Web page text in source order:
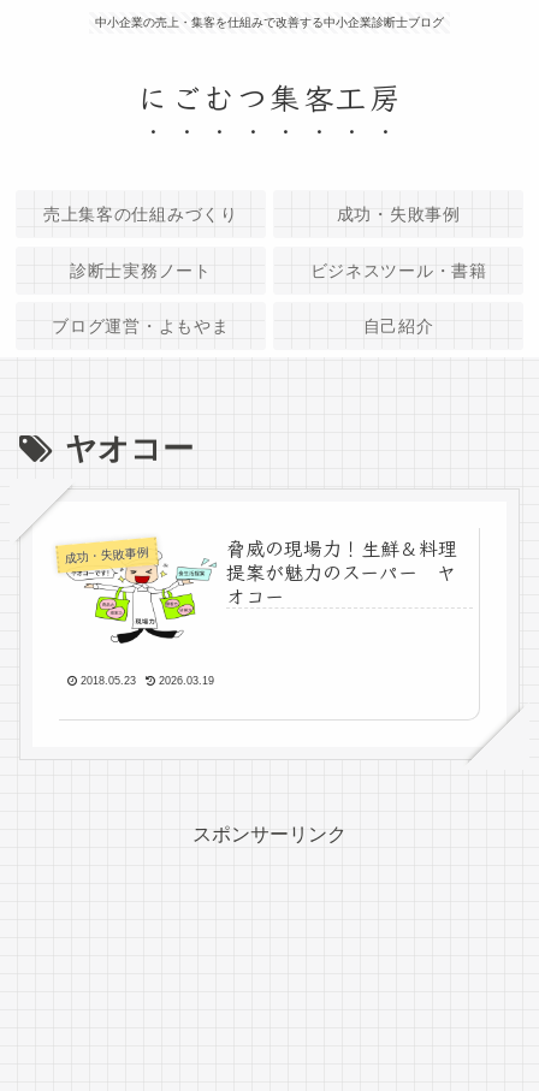
中小企業の売上・集客を仕組みで改善する中小企業診断士ブログ
にごむつ集客工房
売上集客の仕組みづくり 成功・失敗事例
診断士実務ノート ビジネスツール・書籍
ブログ運営・よもやま 自己紹介
ヤオコー
成功・失敗事例
脅威の現場力！生鮮＆料理
提案が魅力のスーパー ヤ
オコー
2018.05.23 2026.03.19
スポンサーリンク